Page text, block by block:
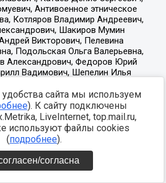
сайта мы используем
). К сайту подключены
LiveInternet, top.mail.ru,
используют файлы cookies
(подробнее).
согласна